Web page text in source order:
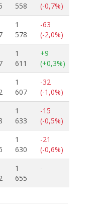
558
(-0,7%)
1
578
-63
(-2,0%)
1
611
+9
(+0,3%)
1
607
-32
(-1,0%)
1
633
-15
(-0,5%)
1
630
-21
(-0,6%)
1
655
-